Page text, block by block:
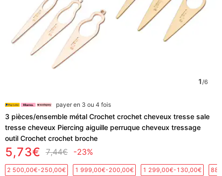
1/6
payer en 3 ou 4 fois
3 pièces/ensemble métal Crochet crochet cheveux tresse sale
tresse cheveux Piercing aiguille perruque cheveux tressage
outil Crochet crochet broche
5,73€ 7,44€ -23%
2 500,00€-250,00€ 1 999,00€-200,00€ 1 299,00€-130,00€